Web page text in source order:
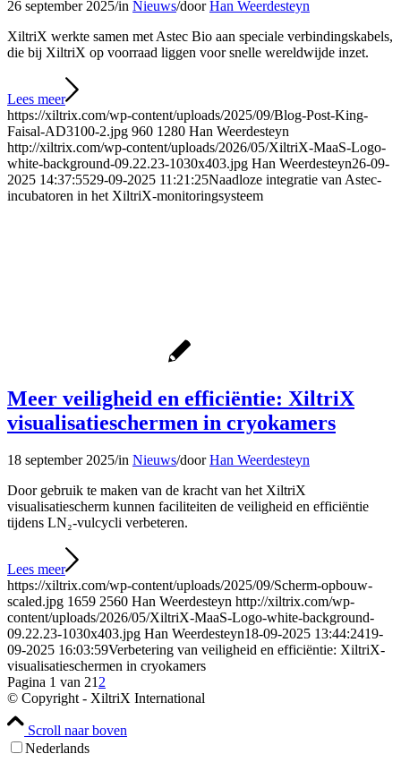
26 september 2025/in Nieuws/doorHan Weerdesteyn
XiltriX werkte samen met Astec Bio aan speciale verbindingskabels,
die bij XiltriX op voorraad liggen voor snelle wereldwijde inzet.
Lees meer
https://xiltrix.com/wp-content/uploads/2025/09/Blog-Post-King-
Faisal-AD3100-2.jpg 960 1280 Han Weerdesteyn
http://xiltrix.com/wp-content/uploads/2026/05/XiltriX-MaaS-Logo-
white-background-09.22.23-1030x403.jpg Han Weerdesteyn26-09-
2025 14:37:5529-09-2025 11:21:25Naadloze integratie van Astec-
incubatoren in het XiltriX-monitoringsysteem
Meer veiligheid en efficiëntie: XiltriX
visualisatieschermen in cryokamers
18 september 2025/in Nieuws/doorHan Weerdesteyn
Door gebruik te maken van de kracht van het XiltriX
visualisatiescherm kunnen faciliteiten de veiligheid en efficiëntie
tijdens LN₂-vulcycli verbeteren.
Lees meer
https://xiltrix.com/wp-content/uploads/2025/09/Scherm-opbouw-
scaled.jpg 1659 2560 Han Weerdesteyn http://xiltrix.com/wp-
content/uploads/2026/05/XiltriX-MaaS-Logo-white-background-
09.22.23-1030x403.jpg Han Weerdesteyn18-09-2025 13:44:2419-
09-2025 16:03:59Verbetering van veiligheid en efficiëntie: XiltriX-
visualisatieschermen in cryokamers
Pagina 1 van 212
© Copyright - XiltriX International
Scroll naar boven
Nederlands